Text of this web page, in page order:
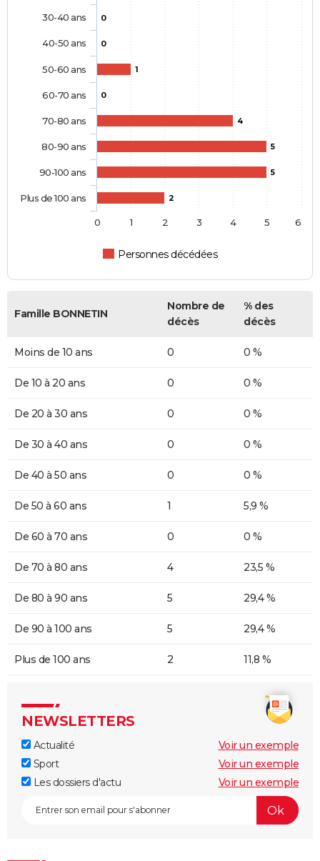
0
0
1
0
4
5
5
2
Personnes décédées
30-40 ans
40-50 ans
50-60 ans
60-70 ans
70-80 ans
80-90 ans
90-100 ans
Plus de 100 ans
0 1 2 3 4 5 6
Famille BONNETIN
Nombre de
décès
% des
décès
Moins de 10 ans 0 0 %
De 10 à 20 ans 0 0 %
De 20 à 30 ans 0 0 %
De 30 à 40 ans 0 0 %
De 40 à 50 ans 0 0 %
De 50 à 60 ans 1 5,9 %
De 60 à 70 ans 0 0 %
De 70 à 80 ans 4 23,5 %
De 80 à 90 ans 5 29,4 %
De 90 à 100 ans 5 29,4 %
Plus de 100 ans 2 11,8 %
NEWSLETTERS
Actualité
Voir un exemple
Sport
Voir un exemple
Les dossiers d'actu
Voir un exemple